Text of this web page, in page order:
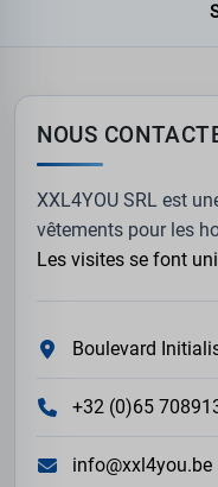
NOUS
XXL4YOU SRL est
vêtements pour les
Les visites se font
Boulevard
+32 (0)65
info@xxl4you.be